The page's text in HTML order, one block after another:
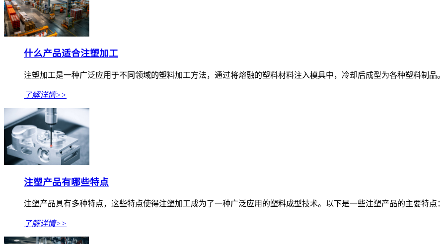
什么产品适合注塑加工
注塑加工是一种广泛应用于不同领域的塑料加工方法，通过将熔融的塑料材料注入模具中，冷却后成型为各种塑料制品
了解详情>>
注塑产品有哪些特点
注塑产品具有多种特点，这些特点使得注塑加工成为了一种广泛应用的塑料成型技术。以下是一些注塑产品的主要特点
了解详情>>